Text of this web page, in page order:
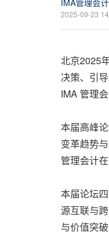
IMA管理会
2025-09-23
北京2025
决策、引
IMA 管理
本届高峰
变革趋势
管理会计
本届论坛
源互联与
与价值突